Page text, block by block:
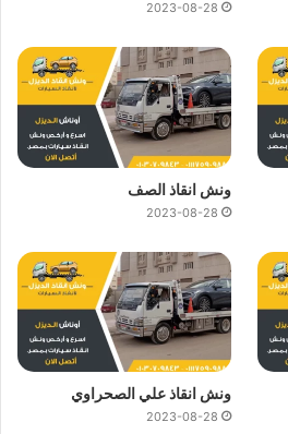
2023-08-28
ونش انقاذ الصف
2023-08-28
ونش انقاذ علي الصحراوي
2023-08-28